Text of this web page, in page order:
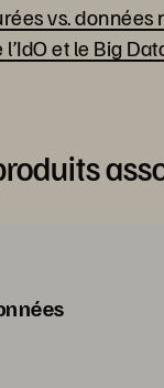
vs. données
et le Big